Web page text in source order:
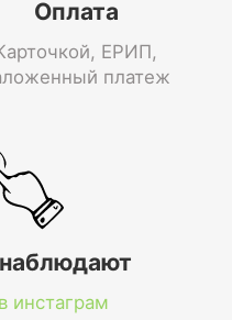
Оплата
ЕРИП,
платеж
инстаграм